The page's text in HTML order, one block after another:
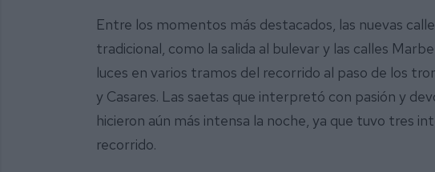
Entre los momentos más destacados, las nuevas
tradicional, como la salida al bulevar y las calles
luces en varios tramos del recorrido al paso de los
y Casares. Las saetas que interpretó con pasión y
hicieron aún más intensa la noche, ya que tuvo tres
recorrido.